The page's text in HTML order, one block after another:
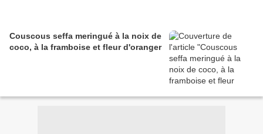
Couscous seffa meringué à la noix de
coco, à la framboise et fleur d'oranger